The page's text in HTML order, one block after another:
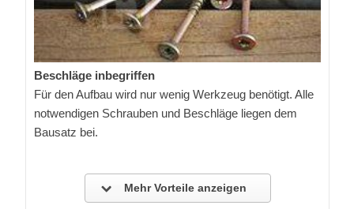
Beschläge inbegriffen
Für den Aufbau wird nur wenig Werkzeug benötigt. Alle
notwendigen Schrauben und Beschläge liegen dem
Bausatz bei.
Mehr Vorteile anzeigen